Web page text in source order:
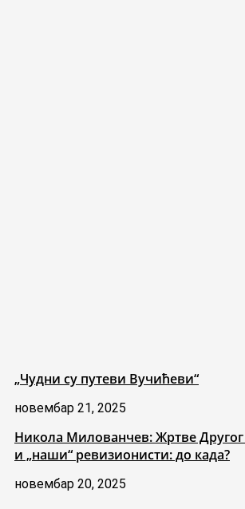
„Чудни су путеви Вучићеви“
новембар 21, 2025
Никола Милованчев: Жртве Другог
и „наши“ ревизионисти: до када?
новембар 20, 2025